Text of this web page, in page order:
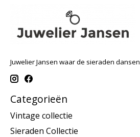
Juwelier Jansen waar de sieraden dansen
Categorieën
Vintage collectie
Sieraden Collectie